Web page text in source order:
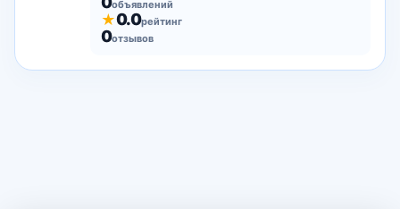
объявлений
★0.0рейтинг
0отзывов